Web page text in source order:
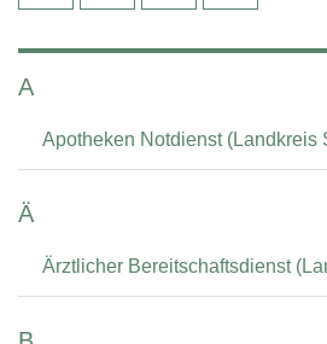
A
Apotheken Notdienst (Landkreis
Ä
Ärztlicher Bereitschaftsdienst